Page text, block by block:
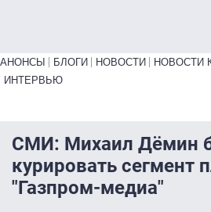
Primary links bottom
АНОНСЫ БЛОГИ НОВОСТИ НОВОСТИ
ИНТЕРВЬЮ
СМИ: Михаил Дёмин
курировать сегмент
"Газпром-медиа"